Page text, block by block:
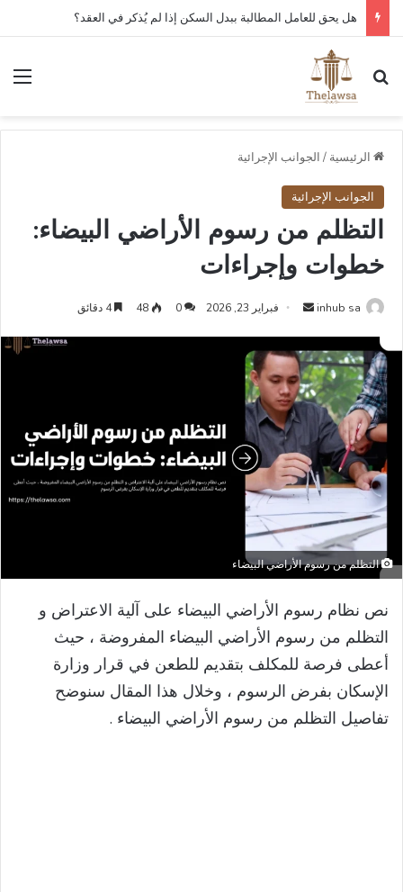
كم مدة قبول أو رفض عقد العمل الإلكتروني في قوى؟
بحث عن
الرئيسية / الجوانب الإجرائية
الجوانب الإجرائية
التظلم من رسوم الأراضي البيضاء:
خطوات وإجراءات
inhub sa
أرسل
إلكترونيا
فبراير 23, 2026 0
48 4 دقائق
التظلم من رسوم الأراضي البيضاء
نص نظام رسوم الأراضي البيضاء على آلية الاعتراض و
التظلم من رسوم الأراضي البيضاء المفروضة ، حيث
أعطى فرصة للمكلف بتقديم للطعن في قرار وزارة
الإسكان بفرض الرسوم ، وخلال هذا المقال سنوضح
تفاصيل التظلم من رسوم الأراضي البيضاء .